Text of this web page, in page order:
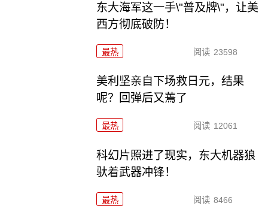
东大海军这一手\"普及牌\"，让美
西方彻底破防！
最热 阅读 23598
美利坚亲自下场救日元，结果
呢？回弹后又蔫了
最热 阅读 12061
科幻片照进了现实，东大机器狼
驮着武器冲锋！
最热 阅读 8466